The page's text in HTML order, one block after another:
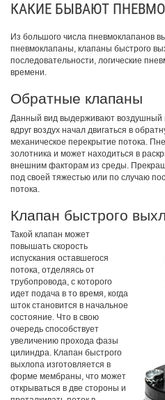
КАКИЕ БЫВАЮТ
Из большого числа пневмоклапанов
пневмоклапаны, клапаны быстрого
последовательности, логические
времени.
Обратные клапаны
Данный вид выдерживают воздушный
вдруг воздух начал двигаться в
механическое перекрытие потока.
золотника и может находиться в
внешним факторам из среды.
под своей тяжестью или по случаю
потока.
Клапан быстрого
Такой клапан может
повышать скорость
испускания оставшегося
потока, отделяясь от
трубопровода, с которого
идет подача в то время, когда
шток становится в начальное
состояние. Что в свою
очередь способствует
увеличению прохода фазы
цилиндра. Клапан быстрого
выхлопа изготовляется в
форме мембраны, что может
открываться в две стороны и